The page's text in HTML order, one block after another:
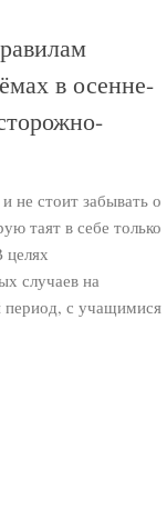
в осенне-
не стоит забывать о
таят в себе только
случаев на
период, с учащимися